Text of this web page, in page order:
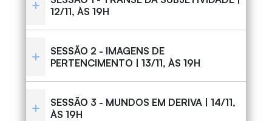
12/11, ÀS 19H
SESSÃO 2 - IMAGENS DE
PERTENCIMENTO | 13/11, ÀS 19H
SESSÃO 3 - MUNDOS EM DERIVA | 14/11,
ÀS 19H